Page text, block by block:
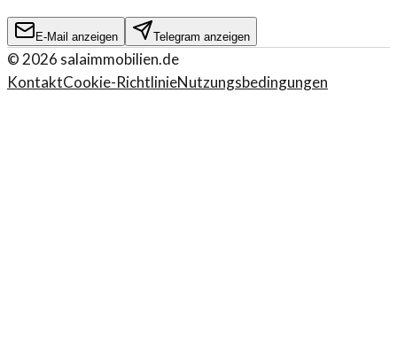
E-Mail anzeigen Telegram anzeigen
© 2026 salaimmobilien.de
KontaktCookie-RichtlinieNutzungsbedingungen